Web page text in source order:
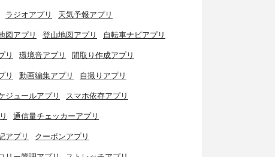
ラジオアプリ 天気予報アプリ
図アプリ 登山地図アプリ 自転車ナビアプリ
リ 環境音アプリ 間取り作成アプリ
リ 動画編集アプリ 自撮りアプリ
ジュールアプリ スマホ依存アプリ
通信量チェッカーアプリ
アプリ クーポンアプリ